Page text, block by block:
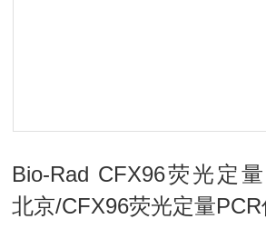
Bio-Rad CFX96荧光定
北京/CFX96荧光定量